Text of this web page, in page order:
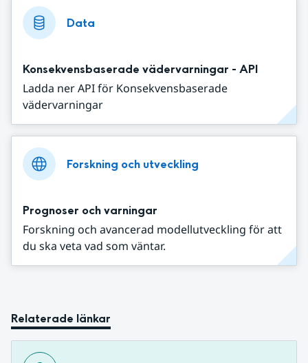
Data
Konsekvensbaserade vädervarningar - API
Ladda ner API för Konsekvensbaserade
vädervarningar
Forskning och utveckling
Prognoser och varningar
Forskning och avancerad modellutveckling för att
du ska veta vad som väntar.
Relaterade länkar